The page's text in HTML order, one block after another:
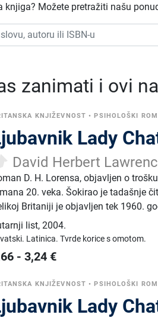
knjiga? Možete pretražiti našu
zanimati i ovi
KNJIŽEVNOST •PSIHOLOŠKI
Lady
David Herbert
D. H. Lorensa, objavljen o
20. veka. Šokirao je tadašnje
Britaniji je objavljen tek 1960.
list,2004.
Latinica.Tvrde korice s omotom.
-3,24 €
KNJIŽEVNOST •PSIHOLOŠKI
Lady